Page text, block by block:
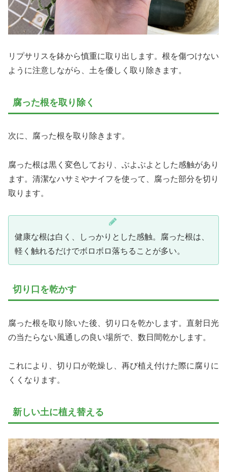
リプサリスを鉢から慎重に取り出します。根を傷つけない
ように注意しながら、土を優しく取り除きます。
腐った根を取り除く
次に、腐った根を取り除きます。
腐った根は黒く変色しており、ぶよぶよとした感触があり
ます。清潔なハサミやナイフを使って、腐った部分を切り
取ります。
健康な根は白く、しっかりとした感触。腐った根は、
軽く触れるだけでボロボロ落ちることが多い。
切り口を乾かす
腐った根を取り除いた後、切り口を乾かします。直射日光
の当たらない風通しの良い場所で、数日間乾かします。
これにより、切り口が乾燥し、再び植え付けた際に腐りに
くくなります。
新しい土に植え替える